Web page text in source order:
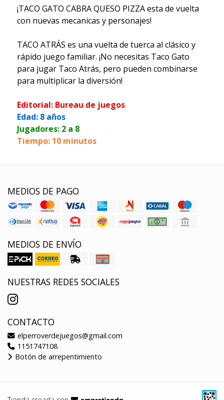
¡TACO GATO CABRA QUESO PIZZA esta de vuelta
con nuevas mecanicas y personajes!
TACO ATRÁS es una vuelta de tuerca al clásico y
rápido juego familiar. ¡No necesitas Taco Gato
para jugar Taco Atrás, pero pueden combinarse
para multiplicar la diversión!
Editorial: Bureau de juegos
Edad: 8 años
Jugadores: 2 a 8
Tiempo: 10 minutos
MEDIOS DE PAGO
MEDIOS DE ENVÍO
NUESTRAS REDES SOCIALES
CONTACTO
elperroverdejuegos@gmail.com
1151747108
Botón de arrepentimiento